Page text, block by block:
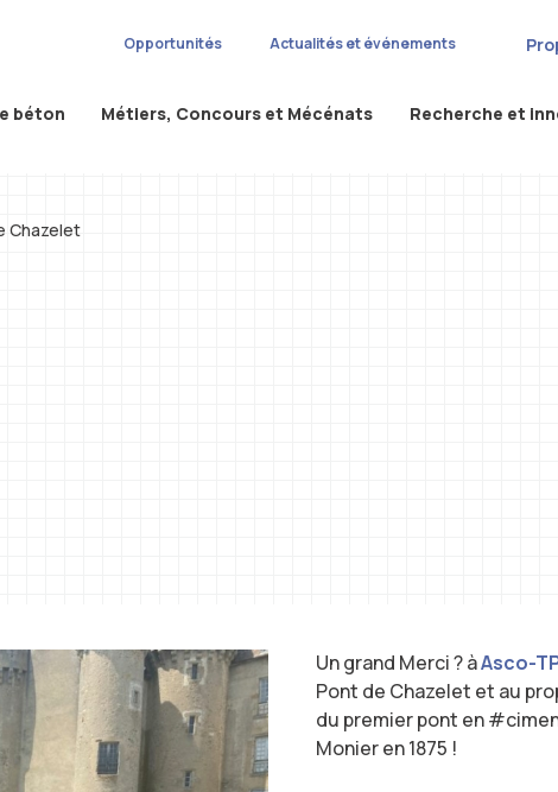
Opportunités Actualités et événements
béton Métiers, Concours et Mécénats Recherche et
Chazelet
Un grand Merci ? àAsco-
Pont de Chazelet et au
du premier pont en
Monier en 1875 !